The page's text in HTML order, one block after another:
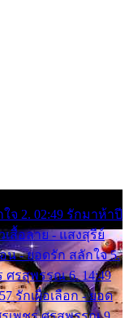
จ 2. 02:49 รักมาห้าปี
สื้อลาย - แสงสุรีย์
น - ยอดรัก สลักใจ 5.
ศรสุพรรณ 6. 14:49
รักเผื่อเลือก - ยอด